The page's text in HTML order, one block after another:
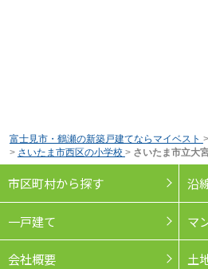
富士見市・鶴瀬の新築戸建てならマイベスト >
> さいたま市西区の小学校 > さいたま市立大
市区町村から探す 沿
一戸建て マ
会社概要 土